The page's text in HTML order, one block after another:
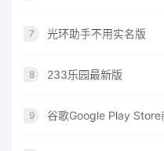
7 光环助手不用实名版
8 233乐园最新版
9 谷歌Google Play Store